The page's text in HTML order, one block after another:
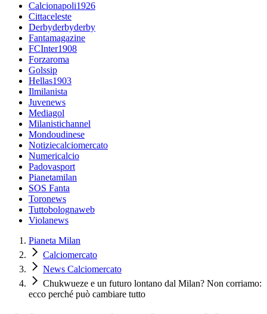
Calcionapoli1926
Cittaceleste
Derbyderbyderby
Fantamagazine
FCInter1908
Forzaroma
Golssip
Hellas1903
Ilmilanista
Juvenews
Mediagol
Milanistichannel
Mondoudinese
Notiziecalciomercato
Numericalcio
Padovasport
Pianetamilan
SOS Fanta
Toronews
Tuttobolognaweb
Violanews
Pianeta Milan
Calciomercato
News Calciomercato
Chukwueze e un futuro lontano dal Milan? Non corriamo:
ecco perché può cambiare tutto